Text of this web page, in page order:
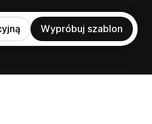
Wypróbuj szablon